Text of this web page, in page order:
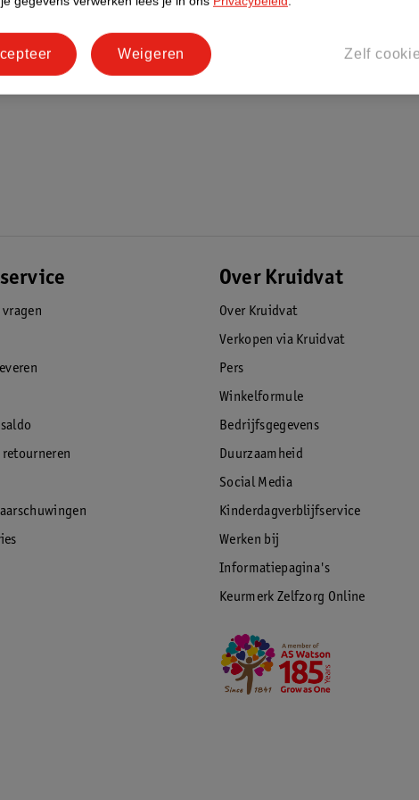
retourneren
Over Kruidvat
Over Kruidvat
Verkopen via Kruidvat
Pers
Winkelformule
Bedrijfsgegevens
Duurzaamheid
Social Media
Kinderdagverblijfservice
Werken bij
Informatiepagina's
Keurmerk Zelfzorg Online
Zelf
Weigeren